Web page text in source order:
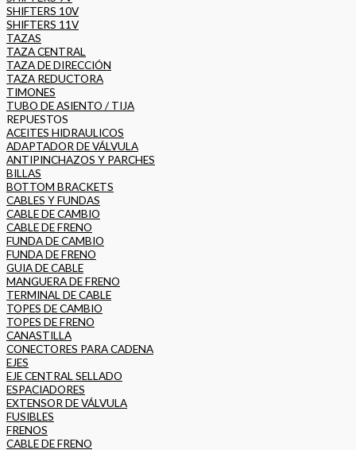
SHIFTERS 10V
SHIFTERS 11V
TAZAS
TAZA CENTRAL
TAZA DE DIRECCIÓN
TAZA REDUCTORA
TIMONES
TUBO DE ASIENTO / TIJA
REPUESTOS
ACEITES HIDRAULICOS
ADAPTADOR DE VÁLVULA
ANTIPINCHAZOS Y PARCHES
BILLAS
BOTTOM BRACKETS
CABLES Y FUNDAS
CABLE DE CAMBIO
CABLE DE FRENO
FUNDA DE CAMBIO
FUNDA DE FRENO
GUIA DE CABLE
MANGUERA DE FRENO
TERMINAL DE CABLE
TOPES DE CAMBIO
TOPES DE FRENO
CANASTILLA
CONECTORES PARA CADENA
EJES
EJE CENTRAL SELLADO
ESPACIADORES
EXTENSOR DE VÁLVULA
FUSIBLES
FRENOS
CABLE DE FRENO